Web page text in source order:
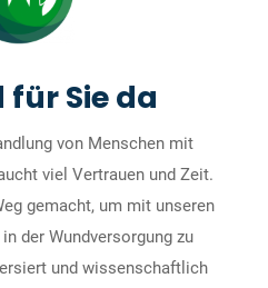
für Sie da
von Menschen mit
viel Vertrauen und Zeit.
gemacht, um mit unseren
der Wundversorgung zu
und wissenschaftlich